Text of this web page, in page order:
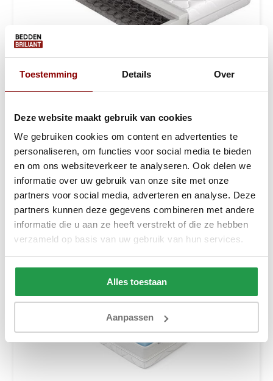
Toestemming Details Over
Deze website maakt gebruik van cookies
We gebruiken cookies om content en advertenties te
personaliseren, om functies voor social media te bieden
en om ons websiteverkeer te analyseren. Ook delen we
informatie over uw gebruik van onze site met onze
partners voor social media, adverteren en analyse. Deze
partners kunnen deze gegevens combineren met andere
informatie die u aan ze heeft verstrekt of die ze hebben
verzameld op basis van uw gebruik van hun services.
Alles toestaan
Aanpassen
Matras Bonellvering Polyether - 18 cm
Ca. 1 tot 2 werkdagen
249,- 119,-
Bekijken